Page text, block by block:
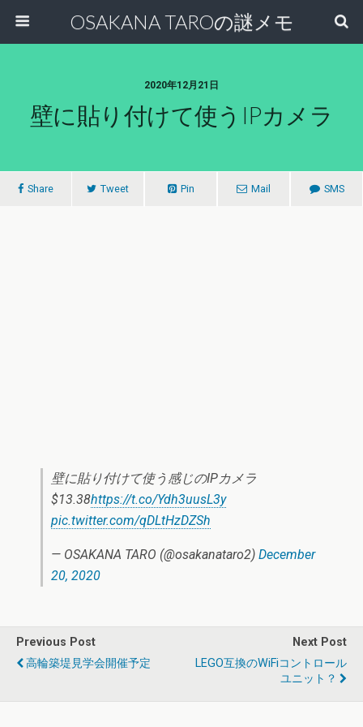
OSAKANA TAROの謎メモ
2020年12月21日
壁に貼り付けて使うIPカメラ
Share Tweet Pin Mail SMS
壁に貼り付けて使う感じのIPカメラ
$13.38https://t.co/Ydh3uusL3y
pic.twitter.com/qDLtHzDZSh
— OSAKANA TARO (@osakanataro2) December
20, 2020
Previous Post
高輪築堤見学会開催予定
Next Post
LEGO互換のWiFiコントロール
ユニット？